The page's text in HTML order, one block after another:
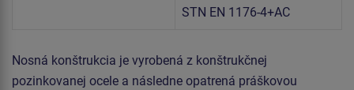
STN EN 1176-4+AC
Nosná konštrukcia je vyrobená z konštrukčnej
pozinkovanej ocele a následne opatrená práškovou